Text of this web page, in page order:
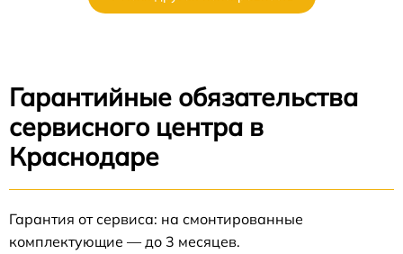
Гарантийные обязательства
сервисного центра в
Краснодаре
Гарантия от сервиса: на смонтированные
комплектующие — до 3 месяцев.